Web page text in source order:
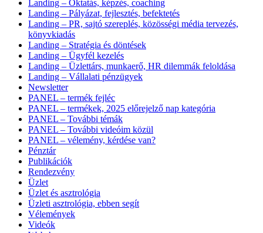
Landing – Oktatás, képzés, coaching
Landing – Pályázat, fejlesztés, befektetés
Landing – PR, sajtó szereplés, közösségi média tervezés,
könyvkiadás
Landing – Stratégia és döntések
Landing – Ügyfél kezelés
Landing – Üzlettárs, munkaerő, HR dilemmák feloldása
Landing – Vállalati pénzügyek
Newsletter
PANEL – termék fejléc
PANEL – termékek, 2025 előrejelző nap kategória
PANEL – További témák
PANEL – További videóim közül
PANEL – vélemény, kérdése van?
Pénztár
Publikációk
Rendezvény
Üzlet
Üzlet és asztrológia
Üzleti asztrológia, ebben segít
Vélemények
Videók